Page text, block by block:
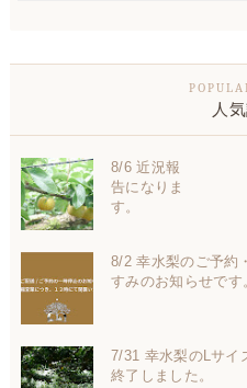
人
8/6 近況報
告になりま
す。
8/2 幸水梨のご予約
すみのお知らせです
7/31 幸水梨のLサイ
終了しました。